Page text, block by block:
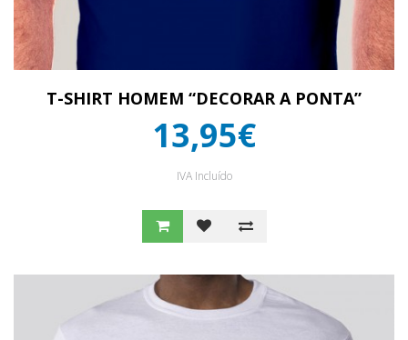
T-SHIRT HOMEM “DECORAR A PONTA”
13,95€
IVA Incluído